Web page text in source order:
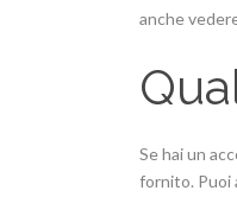
anche
Se hai un
fornito. Puoi